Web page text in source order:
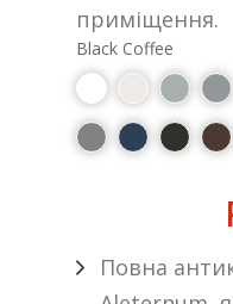
приміщення.
Black Coffee
Повна